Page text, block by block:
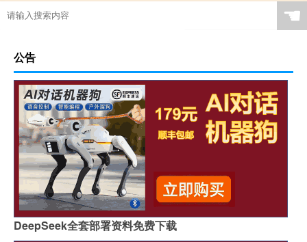
☚
公告
DeepSeek全套部署资料免费下载